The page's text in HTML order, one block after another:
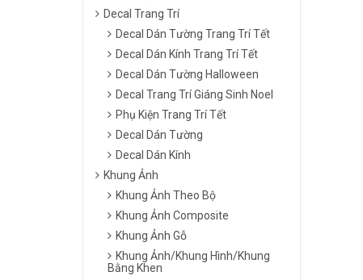
Decal Trang Trí
Decal Dán Tường Trang Trí Tết
Decal Dán Kính Trang Trí Tết
Decal Dán Tường Halloween
Decal Trang Trí Giáng Sinh Noel
Phụ Kiện Trang Trí Tết
Decal Dán Tường
Decal Dán Kính
Khung Ảnh
Khung Ảnh Theo Bộ
Khung Ảnh Composite
Khung Ảnh Gỗ
Khung Ảnh/Khung Hình/Khung
Bằng Khen